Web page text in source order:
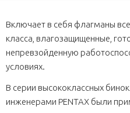
Включает в себя флагманы
класса, влагозащищенные,
непревзойденную
условиях.
В серии высококлассных
инженерами PENTAX были